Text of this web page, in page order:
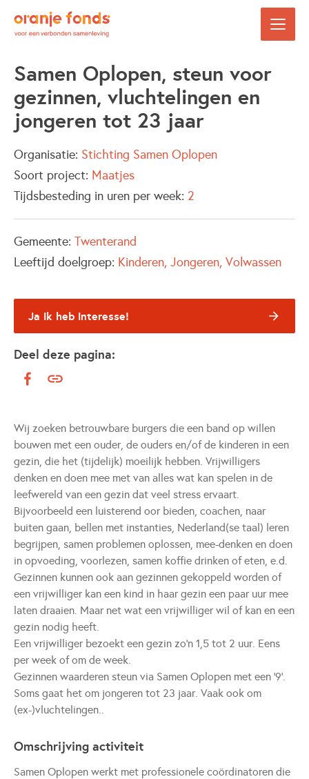
Samen Oplopen, steun voor
gezinnen, vluchtelingen en
jongeren tot 23 jaar
Organisatie: Stichting Samen Oplopen
Soort project: Maatjes
Tijdsbesteding in uren per week: 2
Gemeente: Twenterand
Leeftijd doelgroep: Kinderen Jongeren Volwassen
Ja ik heb interesse!
Deel deze pagina:
Wij zoeken betrouwbare burgers die een band op willen
bouwen met een ouder, de ouders en/of de kinderen in een
gezin, die het (tijdelijk) moeilijk hebben. Vrijwilligers
denken en doen mee met van alles wat kan spelen in de
leefwereld van een gezin dat veel stress ervaart.
Bijvoorbeeld een luisterend oor bieden, coachen, naar
buiten gaan, bellen met instanties, Nederland(se taal) leren
begrijpen, samen problemen oplossen, mee-denken en doen
in opvoeding, voorlezen, samen koffie drinken of eten, e.d.
Gezinnen kunnen ook aan gezinnen gekoppeld worden of
een vrijwilliger kan een kind in haar gezin een paar uur mee
laten draaien. Maar net wat een vrijwilliger wil of kan en een
gezin nodig heeft.
Een vrijwilliger bezoekt een gezin zo'n 1,5 tot 2 uur. Eens
per week of om de week.
Gezinnen waarderen steun via Samen Oplopen met een '9'.
Soms gaat het om jongeren tot 23 jaar. Vaak ook om
(ex-)vluchtelingen..
Omschrijving activiteit
Samen Oplopen werkt met professionele coördinatoren die